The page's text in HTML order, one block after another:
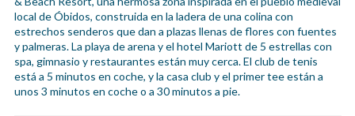
local de Óbidos, construida en la ladera de una colina con
estrechos senderos que dan a plazas llenas de flores con fuentes
y palmeras. La playa de arena y el hotel Mariott de 5 estrellas con
spa, gimnasio y restaurantes están muy cerca. El club de tenis
está a 5 minutos en coche, y la casa club y el primer tee están a
unos 3 minutos en coche o a 30 minutos a pie.